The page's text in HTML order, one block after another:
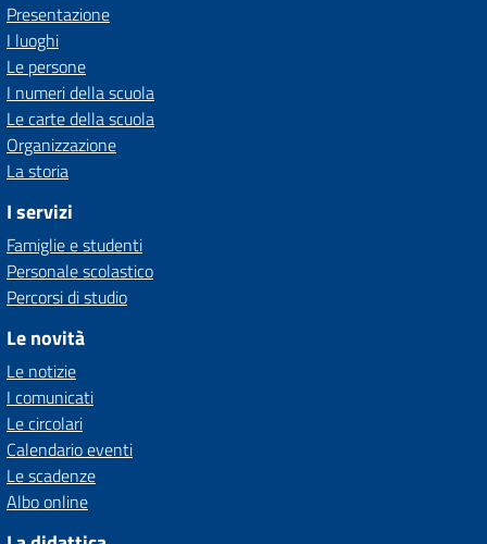
Presentazione
I luoghi
Le persone
I numeri della scuola
Le carte della scuola
Organizzazione
La storia
I servizi
Famiglie e studenti
Personale scolastico
Percorsi di studio
Le novità
Le notizie
I comunicati
Le circolari
Calendario eventi
Le scadenze
Albo online